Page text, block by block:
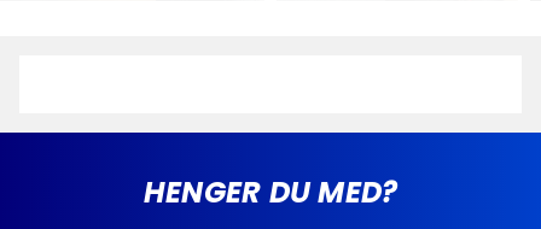
HENGER DU MED?